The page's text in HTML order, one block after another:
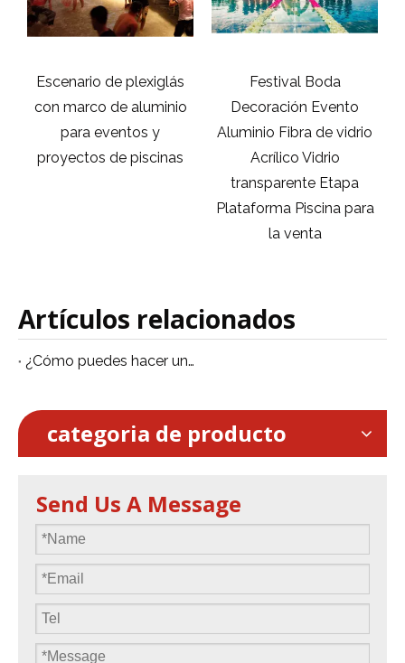
Escenario de plexiglás
con marco de aluminio
para eventos y
proyectos de piscinas
Festival Boda
Decoración Evento
Aluminio Fibra de vidrio
Acrílico Vidrio
transparente Etapa
Plataforma Piscina para
la venta
Artículos relacionados
¿Cómo puedes hacer un escenario de baile sobre la piscina?
categoria de producto
Send Us A Message